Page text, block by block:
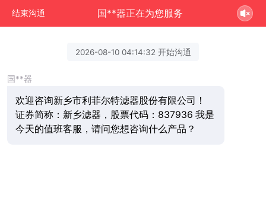
结束沟通 国**器正在为您服务
2026-08-10 04:14:32 开始沟通
国**器
欢迎咨询新乡市利菲尔特滤器股份有限公司！
证券简称：新乡滤器，股票代码：837936 我是
今天的值班客服，请问您想咨询什么产品？